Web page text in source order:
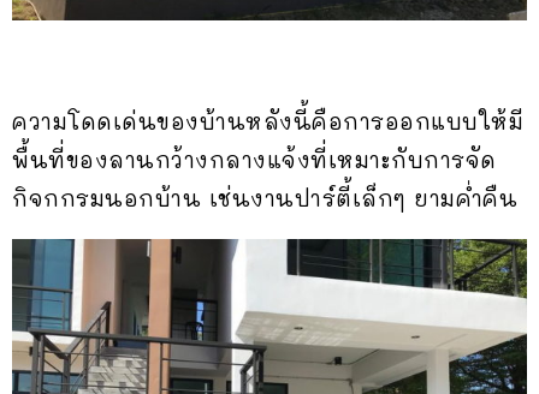
ความโดดเด่นของบ้านหลังนี้คือการออกแบบให้มี
พื้นที่ของลานกว้างกลางแจ้งที่เหมาะกับการจัด
กิจกกรมนอกบ้าน เช่นงานปาร์ตี้เล็กๆ ยามค่ำคืน